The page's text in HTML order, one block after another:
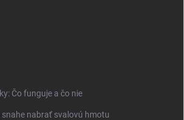
Čo funguje a čo nie
nabrať svalovú hmotu